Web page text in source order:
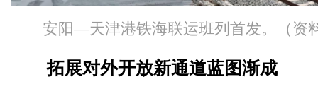
安阳—天津港铁海联运班列首发。（资
拓展对外开放新通道蓝图渐成